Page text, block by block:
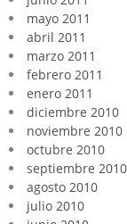
mayo 2011
abril 2011
marzo 2011
febrero 2011
enero 2011
diciembre 2010
noviembre 2010
octubre 2010
septiembre 2010
agosto 2010
julio 2010